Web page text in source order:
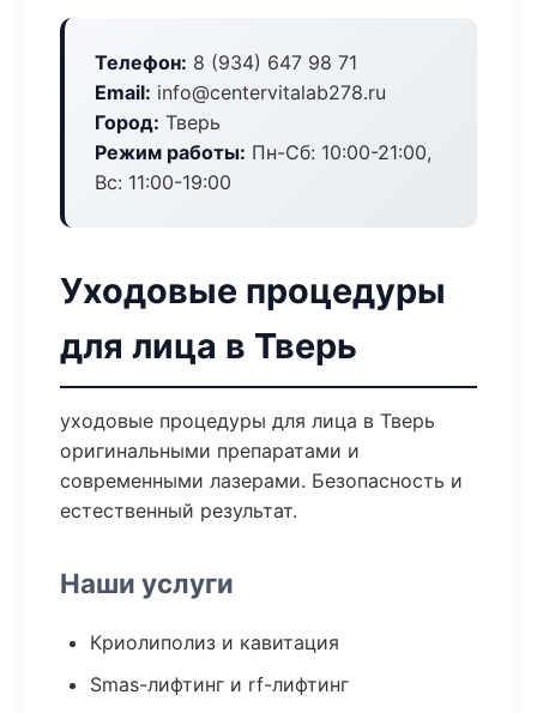
Телефон: 8 (934) 647 98 71
Email: info@centervitalab278.ru
Город: Тверь
Режим работы: Пн-Сб: 10:00-21:00,
Вс: 11:00-19:00
Уходовые процедуры
для лица в Тверь
уходовые процедуры для лица в Тверь
оригинальными препаратами и
современными лазерами. Безопасность и
естественный результат.
Наши услуги
Криолиполиз и кавитация
Smas-лифтинг и rf-лифтинг